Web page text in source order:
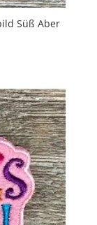
Süß Aber